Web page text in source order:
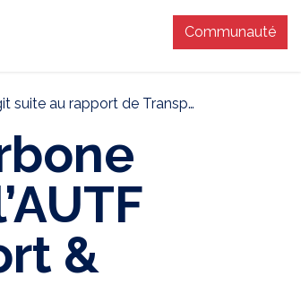
Communauté
de Transport & Environment
&